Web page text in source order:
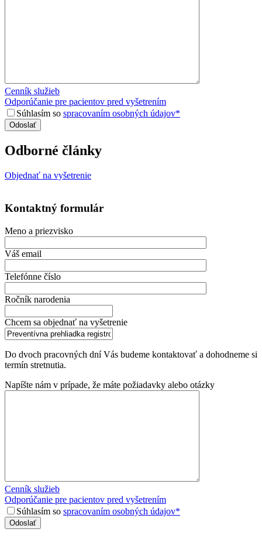
Cenník služieb
Odporúčanie pre pacientov pred vyšetrením
Súhlasím so spracovaním osobných údajov*
Odborné články
Objednať na vyšetrenie
Kontaktný formulár
Meno a priezvisko
Váš email
Telefónne číslo
Ročník narodenia
Chcem sa objednať na vyšetrenie
Do dvoch pracovných dní Vás budeme kontaktovať a dohodneme si
termín stretnutia.
Napíšte nám v prípade, že máte požiadavky alebo otázky
Cenník služieb
Odporúčanie pre pacientov pred vyšetrením
Súhlasím so spracovaním osobných údajov*